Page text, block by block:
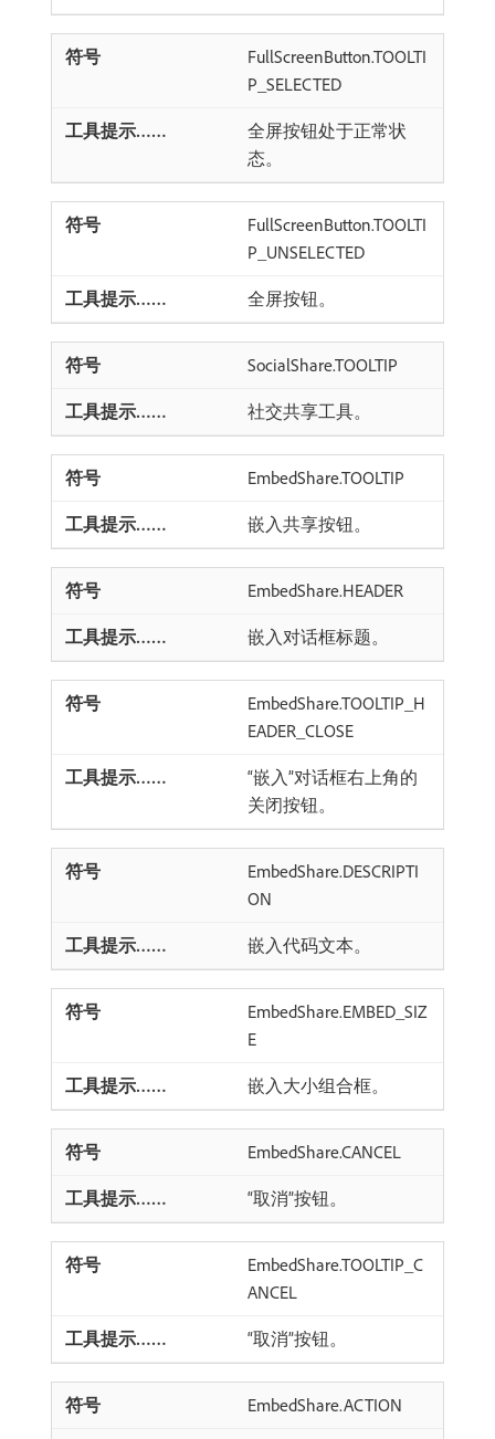
FullScreenButton.TOOLTI
P_SELECTED
全屏按钮处于正常状
态。
FullScreenButton.TOOLTI
P_UNSELECTED
全屏按钮。
SocialShare.TOOLTIP
社交共享工具。
EmbedShare.TOOLTIP
嵌入共享按钮。
EmbedShare.HEADER
嵌入对话框标题。
EmbedShare.TOOLTIP_H
EADER_CLOSE
“嵌入”对话框右上角的
关闭按钮。
EmbedShare.DESCRIPTI
ON
嵌入代码文本。
EmbedShare.EMBED_SIZ
E
嵌入大小组合框。
EmbedShare.CANCEL
“取消”按钮。
EmbedShare.TOOLTIP_C
ANCEL
“取消”按钮。
EmbedShare.ACTION